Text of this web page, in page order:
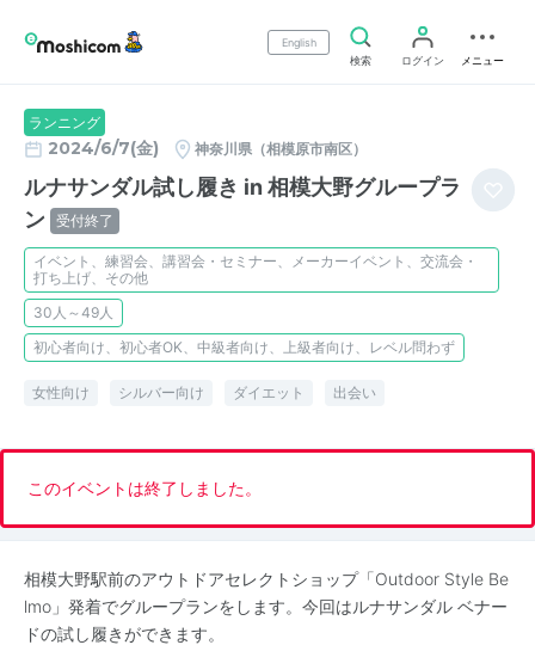
English
検索
ログイン メニュー
ランニング
2024/6/7(金) 神奈川県（相模原市南区）
ルナサンダル試し履き in 相模大野グループラ
ン 受付終了
イベント、練習会、講習会・セミナー、メーカーイベント、交流会・
打ち上げ、その他
30人～49人
初心者向け、初心者OK、中級者向け、上級者向け、レベル問わず
女性向け シルバー向け ダイエット 出会い
このイベントは終了しました。
相模大野駅前のアウトドアセレクトショップ「Outdoor Style Be
lmo」発着でグループランをします。今回はルナサンダル ベナー
ドの試し履きができます。